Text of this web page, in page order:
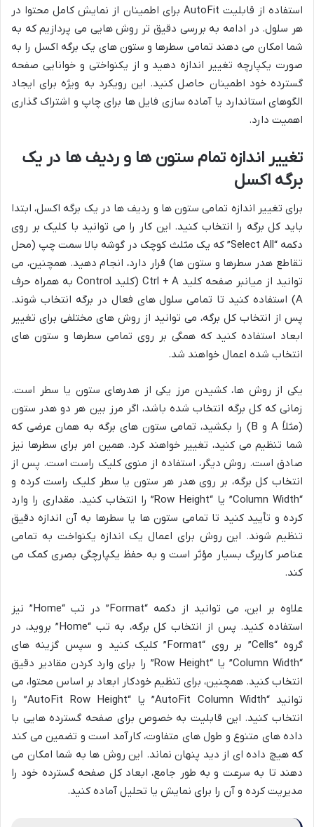
استفاده از قابلیت AutoFit برای اطمینان از نمایش کامل محتوا در
هر سلول. در ادامه به بررسی دقیق تر روش هایی می پردازیم که به
شما امکان می دهند تمامی سطرها و ستون های یک برگه اکسل را به
صورت یکپارچه تغییر اندازه دهید و از یکنواختی و خوانایی صفحه
گسترده خود اطمینان حاصل کنید. این رویکرد به ویژه برای ایجاد
الگوهای استاندارد یا آماده سازی فایل ها برای چاپ و اشتراک گذاری
اهمیت دارد.
تغییر اندازه تمام ستون ها و ردیف ها در یک
برگه اکسل
برای تغییر اندازه تمامی ستون ها و ردیف ها در یک برگه اکسل، ابتدا
باید کل برگه را انتخاب کنید. این کار را می توانید با کلیک بر روی
دکمه “Select All” که یک مثلث کوچک در گوشه بالا سمت چپ (محل
تقاطع هدر سطرها و ستون ها) قرار دارد، انجام دهید. همچنین، می
توانید از میانبر صفحه کلید Ctrl + A (کلید Control به همراه حرف
A) استفاده کنید تا تمامی سلول های فعال در برگه انتخاب شوند.
پس از انتخاب کل برگه، می توانید از روش های مختلفی برای تغییر
ابعاد استفاده کنید که همگی بر روی تمامی سطرها و ستون های
انتخاب شده اعمال خواهند شد.
یکی از روش ها، کشیدن مرز یکی از هدرهای ستون یا سطر است.
زمانی که کل برگه انتخاب شده باشد، اگر مرز بین هر دو هدر ستون
(مثلاً A و B) را بکشید، تمامی ستون های برگه به همان عرضی که
شما تنظیم می کنید، تغییر خواهند کرد. همین امر برای سطرها نیز
صادق است. روش دیگر، استفاده از منوی کلیک راست است. پس از
انتخاب کل برگه، بر روی هدر هر ستون یا سطر کلیک راست کرده و
“Column Width” یا “Row Height” را انتخاب کنید. مقداری را وارد
کرده و تأیید کنید تا تمامی ستون ها یا سطرها به آن اندازه دقیق
تنظیم شوند. این روش برای اعمال یک اندازه یکنواخت به تمامی
عناصر کاربرگ بسیار مؤثر است و به حفظ یکپارچگی بصری کمک می
کند.
علاوه بر این، می توانید از دکمه “Format” در تب “Home” نیز
استفاده کنید. پس از انتخاب کل برگه، به تب “Home” بروید، در
گروه “Cells” بر روی “Format” کلیک کنید و سپس گزینه های
“Column Width” یا “Row Height” را برای وارد کردن مقادیر دقیق
انتخاب کنید. همچنین، برای تنظیم خودکار ابعاد بر اساس محتوا، می
توانید “AutoFit Column Width” یا “AutoFit Row Height” را
انتخاب کنید. این قابلیت به خصوص برای صفحه گسترده هایی با
داده های متنوع و طول های متفاوت، کارآمد است و تضمین می کند
که هیچ داده ای از دید پنهان نماند. این روش ها به شما امکان می
دهند تا به سرعت و به طور جامع، ابعاد کل صفحه گسترده خود را
مدیریت کرده و آن را برای نمایش یا تحلیل آماده کنید.